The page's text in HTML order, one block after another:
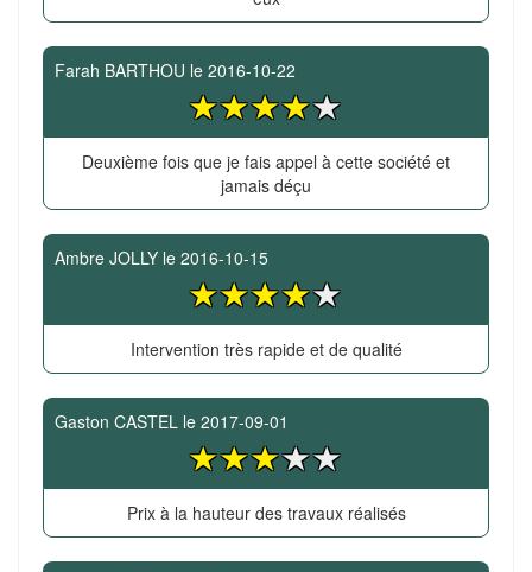
Farah BARTHOU le 2016-10-22
Deuxième fois que je fais appel à cette société et
jamais déçu
Ambre JOLLY le 2016-10-15
Intervention très rapide et de qualité
Gaston CASTEL le 2017-09-01
Prix à la hauteur des travaux réalisés